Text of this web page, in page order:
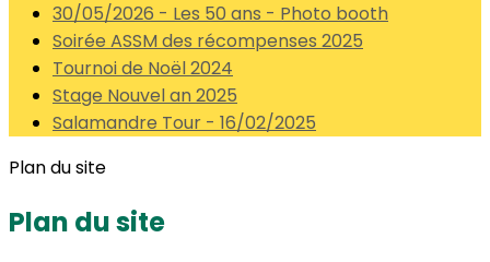
30/05/2026 - Les 50 ans - Photo booth
Soirée ASSM des récompenses 2025
Tournoi de Noël 2024
Stage Nouvel an 2025
Salamandre Tour - 16/02/2025
Plan du site
Plan du site